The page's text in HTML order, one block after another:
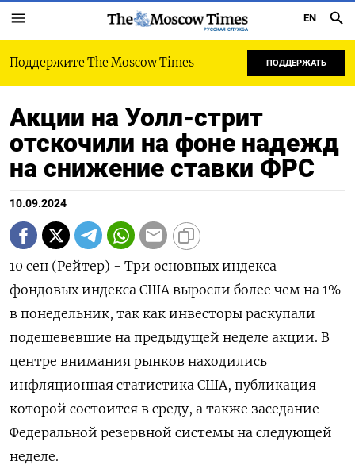
РУССКАЯ СЛУЖБА
EN
Поддержите The Moscow Times ПОДДЕРЖАТЬ
Акции на Уолл-стрит
отскочили на фоне надежд
на снижение ставки ФРС
10.09.2024
10 сен (Рейтер) - Три основных индекса
фондовых индекса США выросли более чем на 1%
в понедельник, так как инвесторы раскупали
подешевевшие на предыдущей неделе акции. В
центре внимания рынков находились
инфляционная статистика США, публикация
которой состоится в среду, а также заседание
Федеральной резервной системы на следующей
неделе.